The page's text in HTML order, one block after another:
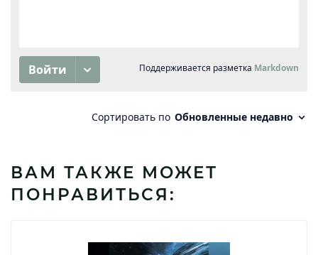
ВАМ ТАКЖЕ МОЖЕТ
ПОНРАВИТЬСЯ: